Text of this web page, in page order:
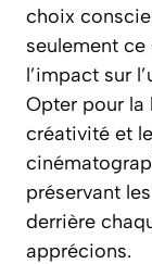
choix
seulement ce
l’impact sur
Opter pour la
créativité et
préservant
derrière
apprécions.